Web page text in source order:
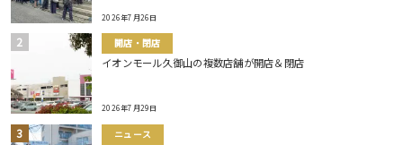
2026年7月26日
開店・閉店
イオンモール久御山の複数店舗が開店＆閉店
2026年7月29日
ニュース